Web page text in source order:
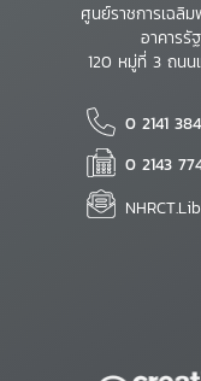
ศูนย์ราชการเฉลิ
อาคารรั
120 หมู่ที่ 3 ถน
0 2141
0 2143